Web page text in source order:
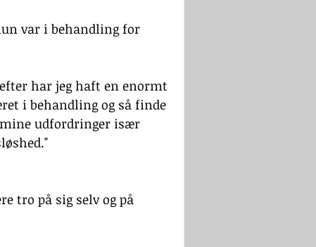
var i behandling for
har jeg haft en enormt
i behandling og så finde
udfordringer især
tro på sig selv og på